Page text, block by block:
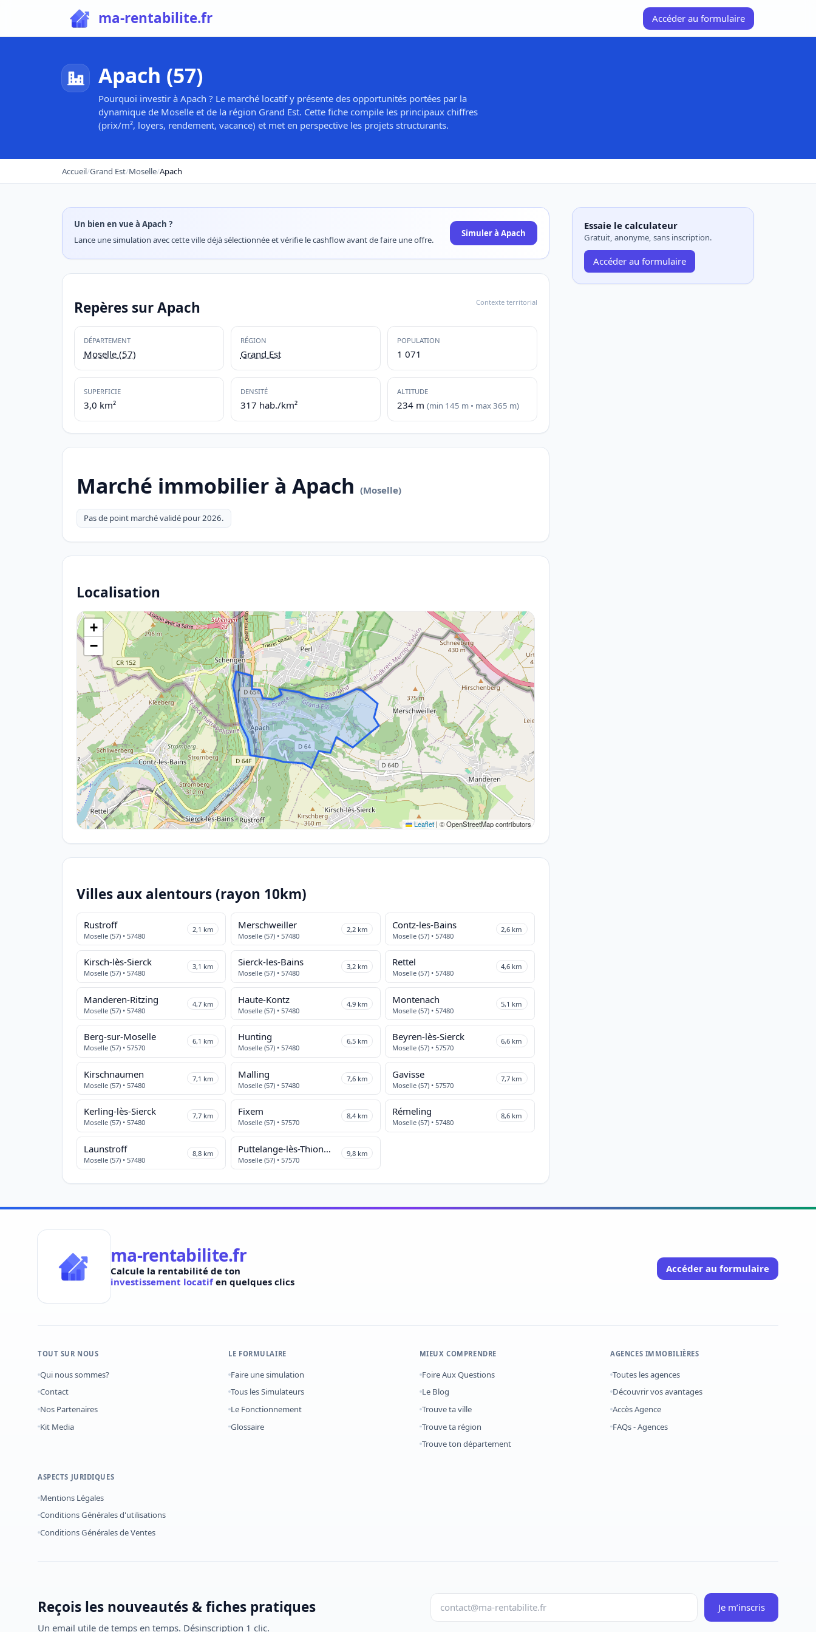
ma-rentabilite.fr Accéder au formulaire
Apach (57)
Pourquoi investir à Apach ? Le marché locatif y présente des opportunités portées par la
dynamique de Moselle et de la région Grand Est. Cette fiche compile les principaux chiffres
(prix/m², loyers, rendement, vacance) et met en perspective les projets structurants.
Accueil/Grand Est/Moselle/Apach
Un bien en vue à Apach ?
Lance une simulation avec cette ville déjà sélectionnée et vérifie le cashflow avant de faire une offre.
Simuler à Apach
Repères sur Apach Contexte territorial
DÉPARTEMENT
Moselle (57)
RÉGION
Grand Est
POPULATION
1 071
SUPERFICIE
3,0 km²
DENSITÉ
317 hab./km²
ALTITUDE
234 m (min 145 m • max 365 m)
Marché immobilier à Apach (Moselle)
Pas de point marché validé pour 2026.
Localisation
+
−
Leaflet | © OpenStreetMap contributors
Villes aux alentours (rayon 10km)
Rustroff
Moselle (57) • 57480
2,1 km Merschweiller
Moselle (57) • 57480
2,2 km Contz-les-Bains
Moselle (57) • 57480
2,6 km
Kirsch-lès-Sierck
Moselle (57) • 57480
3,1 km Sierck-les-Bains
Moselle (57) • 57480
3,2 km Rettel
Moselle (57) • 57480
4,6 km
Manderen-Ritzing
Moselle (57) • 57480
4,7 km Haute-Kontz
Moselle (57) • 57480
4,9 km Montenach
Moselle (57) • 57480
5,1 km
Berg-sur-Moselle
Moselle (57) • 57570
6,1 km Hunting
Moselle (57) • 57480
6,5 km Beyren-lès-Sierck
Moselle (57) • 57570
6,6 km
Kirschnaumen
Moselle (57) • 57480
7,1 km Malling
Moselle (57) • 57480
7,6 km Gavisse
Moselle (57) • 57570
7,7 km
Kerling-lès-Sierck
Moselle (57) • 57480
7,7 km Fixem
Moselle (57) • 57570
8,4 km Rémeling
Moselle (57) • 57480
8,6 km
Launstroff
Moselle (57) • 57480
8,8 km Puttelange-lès-Thionville
Moselle (57) • 57570
9,8 km
Essaie le calculateur
Gratuit, anonyme, sans inscription.
Accéder au formulaire
ma-rentabilite.fr
Calcule la rentabilité de ton
investissement locatifen quelques clics
Accéder au formulaire
TOUT SUR NOUS
Qui nous sommes?
Contact
Nos Partenaires
Kit Media
LE FORMULAIRE
Faire une simulation
Tous les Simulateurs
Le Fonctionnement
Glossaire
MIEUX COMPRENDRE
Foire Aux Questions
Le Blog
Trouve ta ville
Trouve ta région
Trouve ton département
AGENCES IMMOBILIÈRES
Toutes les agences
Découvrir vos avantages
Accès Agence
FAQs - Agences
ASPECTS JURIDIQUES
Mentions Légales
Conditions Générales d'utilisations
Conditions Générales de Ventes
Reçois les nouveautés & fiches pratiques
Un email utile de temps en temps. Désinscription 1 clic.
Je m’inscris